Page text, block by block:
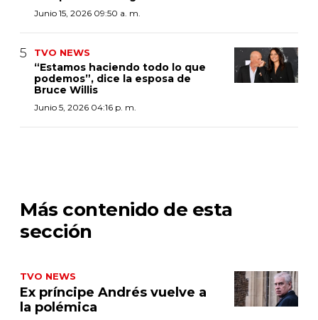
Junio 15, 2026 09:50 a. m.
TVO NEWS
“Estamos haciendo todo lo que
podemos”, dice la esposa de
Bruce Willis
Junio 5, 2026 04:16 p. m.
Más contenido de esta
sección
TVO NEWS
Ex príncipe Andrés vuelve a
la polémica